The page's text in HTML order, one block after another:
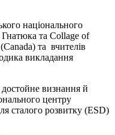
національного
Гнатюка та Collage of
та вчителів
викладання
достойне визнання й
центру
сталого розвитку (ESD)